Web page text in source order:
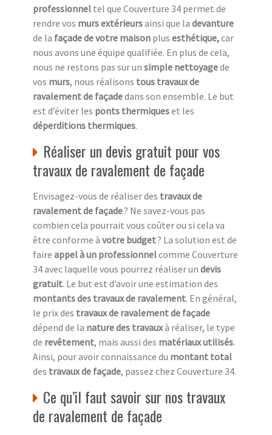
professionnel tel que Couverture 34 permet de
rendre vos murs extérieursainsi que la devanture
de la façade de votre maison plus esthétique,car
nous avons une équipe qualifiée. En plus de cela,
nous ne restons pas sur un simple nettoyagede
vos murs, nous réalisons tous travaux de
ravalement de façadedans son ensemble. Le but
est d’éviter les ponts thermiqueset les
déperditions thermiques.
Réaliser un devis gratuit pour vos
travaux de ravalement de façade
Envisagez-vous de réaliser des travaux de
ravalement de façade? Ne savez-vous pas
combien cela pourrait vous coûter ou si cela va
être conforme à votre budget? La solution est de
faire appel à un professionnelcomme Couverture
34 avec laquelle vous pourrez réaliser un devis
gratuit. Le but est d’avoir une estimation des
montants des travaux de ravalement. En général,
le prix des travaux de ravalement de façade
dépend de la nature des travauxà réaliser, le type
de revêtement, mais aussi des matériaux utilisés.
Ainsi, pour avoir connaissance du montant total
des travaux de façade, passez chez Couverture 34.
Ce qu’il faut savoir sur nos travaux
de ravalement de façade